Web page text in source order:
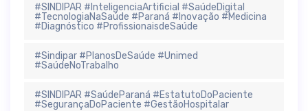
#SINDIPAR #InteligenciaArtificial #SaúdeDigital
#TecnologiaNaSaúde #Paraná #Inovação #Medicina
#Diagnóstico #ProfissionaisdeSaúde
#Sindipar #PlanosDeSaúde #Unimed
#SaúdeNoTrabalho
#SINDIPAR #SaúdeParaná #EstatutoDoPaciente
#SegurançaDoPaciente #GestãoHospitalar